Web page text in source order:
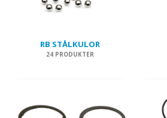
RB STÅLKULOR
24 PRODUKTER